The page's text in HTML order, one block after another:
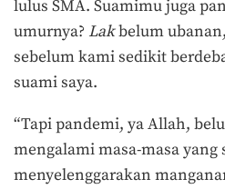
lulus SMA. Suamimu juga
umurnya? Lakbelum
sebelum kami sedikit
suami saya.
“Tapi pandemi, ya Allah,
mengalami masa-masa
menyelenggarakan